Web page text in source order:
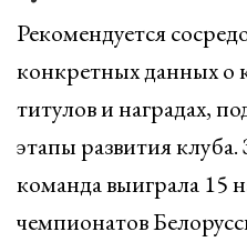
Рекомендуется
конкретных данных о
титулов и наградах,
этапы развития
команда выиграла 15
чемпионатов